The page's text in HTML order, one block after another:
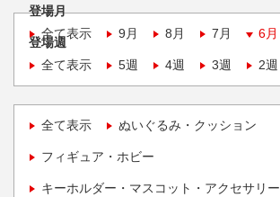
登場月
全て表示
9月 8月 7月 6月
登場週
全て表示
5週 4週 3週 2週
全て表示 ぬいぐるみ・クッション
フィギュア・ホビー
キーホルダー・マスコット・アクセサリー